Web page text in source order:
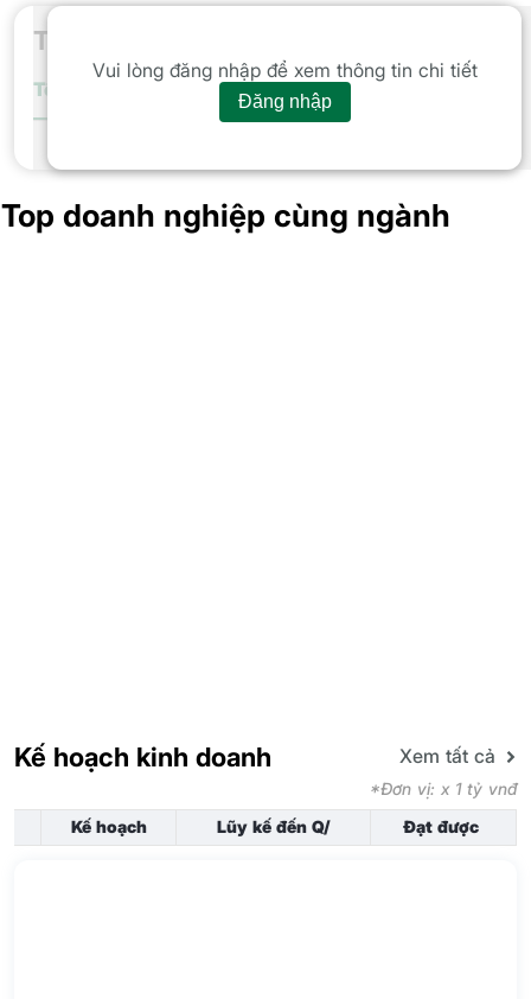
Thống kê giao dịch
Tổng giá trị GTGD Tự doanhNước ngoài
Vui lòng đăng nhập để xem thông tin chi tiết
Đăng nhập
Top doanh nghiệp cùng ngành
Kế hoạch kinh doanh Xem tất cả
*Đơn vị: x 1 tỷ vnđ
Kế hoạch
Lũy kế đến Q/ Đạt được